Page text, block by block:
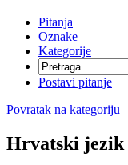
Pitanja
Oznake
Kategorije
Postavi pitanje
Povratak na kategoriju
Hrvatski jezik